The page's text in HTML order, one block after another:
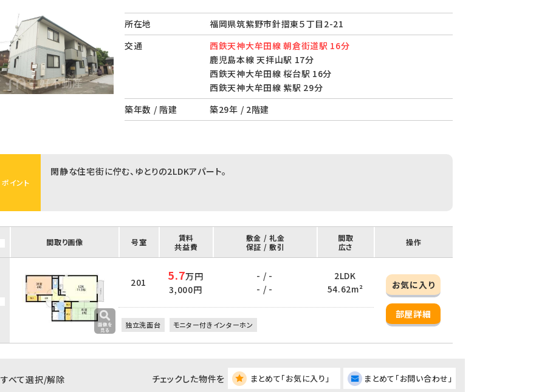
所在地
福岡県筑紫野市針摺東５丁目2-21
交通
西鉄天神大牟田線 朝倉街道駅 16分
鹿児島本線 天拝山駅 17分
西鉄天神大牟田線 桜台駅 16分
西鉄天神大牟田線 紫駅 29分
築年数 / 階建
築29年 / 2階建
ポイント
閑静な住宅街に佇む、ゆとりの2LDKアパート。
間取り画像 号室
賃料
共益費
敷金 / 礼金
保証 / 敷引
間取
広さ
操作
201 5.7万円
3,000円
- / -
- / -
2LDK
54.62m²
お気に入り
部屋詳細
独立洗面台 モニター付きインターホン
すべて選択/解除 チェックした物件を まとめて「お気に入り」 まとめて「お問い合わせ」